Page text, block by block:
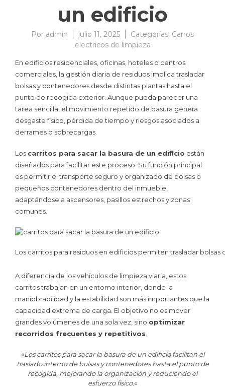
un edificio
Por admin julio 11, 2025 Categorías: Carros
electricos de limpieza
En edificios residenciales, oficinas, hoteles o centros
comerciales, la gestión diaria de residuos implica trasladar
bolsas y contenedores desde distintas plantas hasta el
punto de recogida exterior. Aunque pueda parecer una
tarea sencilla, el movimiento repetido de basura genera
desgaste físico, pérdida de tiempo y riesgos asociados a
derrames o sobrecargas.
Los carritos para sacar la basura de un edificio están
diseñados para facilitar este proceso. Su función principal
es permitir el transporte seguro y organizado de bolsas o
pequeños contenedores dentro del inmueble,
adaptándose a ascensores, pasillos estrechos y zonas
comunes.
Los carritos para residuos en edificios permiten trasladar
A diferencia de los vehículos de limpieza viaria, estos
carritos trabajan en un entorno interior, donde la
maniobrabilidad y la estabilidad son más importantes que la
capacidad extrema de carga. El objetivo no es mover
grandes volúmenes de una sola vez, sino optimizar
recorridos frecuentes y repetitivos.
«Los carritos para sacar la basura de un edificio facilitan el
traslado interno de bolsas y contenedores hasta el punto de
recogida, mejorando la organización y reduciendo el
esfuerzo físico.«